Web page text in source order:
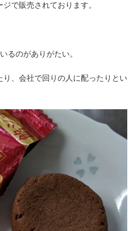
で販売されております。
るのがありがたい。
り、会社で回りの人に配ったりとい